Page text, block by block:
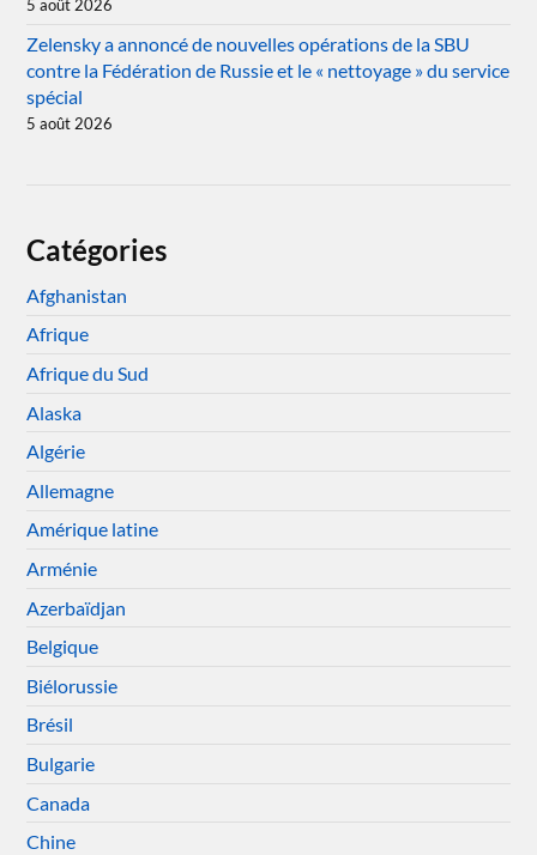
5 août 2026
Zelensky a annoncé de nouvelles opérations de la SBU
contre la Fédération de Russie et le « nettoyage » du service
spécial
5 août 2026
Catégories
Afghanistan
Afrique
Afrique du Sud
Alaska
Algérie
Allemagne
Amérique latine
Arménie
Azerbaïdjan
Belgique
Biélorussie
Brésil
Bulgarie
Canada
Chine